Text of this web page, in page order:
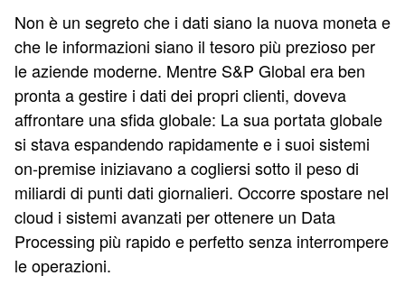
Non è un segreto che i dati siano la nuova moneta e
che le informazioni siano il tesoro più prezioso per
le aziende moderne. Mentre S&P Global era ben
pronta a gestire i dati dei propri clienti, doveva
affrontare una sfida globale: La sua portata globale
si stava espandendo rapidamente e i suoi sistemi
on-premise iniziavano a cogliersi sotto il peso di
miliardi di punti dati giornalieri. Occorre spostare nel
cloud i sistemi avanzati per ottenere un Data
Processing più rapido e perfetto senza interrompere
le operazioni.